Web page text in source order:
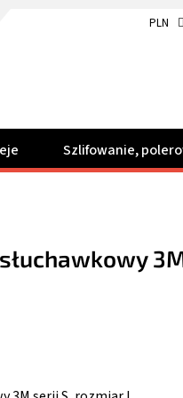
PLN
Szlifowanie,